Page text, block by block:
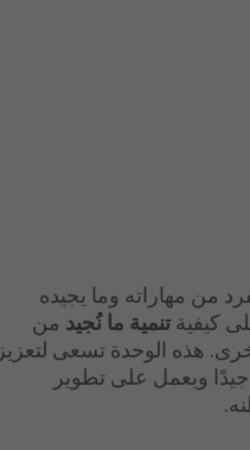
من مهاراته وما يجيده
كيفية تنمية ما نُجيد من
هذه الوحدة تسعى لتعزيز
ويعمل على تطوير